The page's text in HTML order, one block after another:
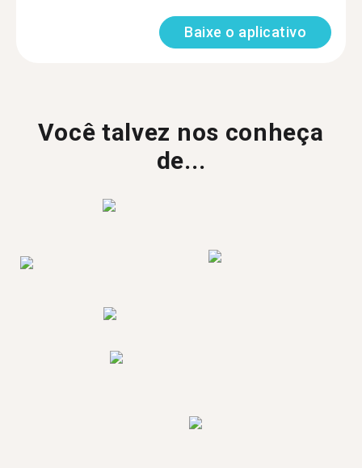
Baixe o aplicativo
Você talvez nos conheça
de...